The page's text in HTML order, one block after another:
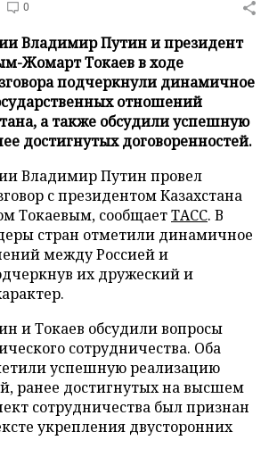
0
Владимир Путин и президент
Жомарт Токаев в ходе
подчеркнули динамичное
отношений
а также обсудили успешную
достигнутых договоренностей.
Владимир Путин провел
с президентом Казахстана
Токаевым, сообщаетТАСС. В
стран отметили динамичное
между Россией и
их дружеский и
и Токаев обсудили вопросы
сотрудничества. Оба
успешную реализацию
ранее достигнутых на высшем
сотрудничества был признан
укрепления двусторонних